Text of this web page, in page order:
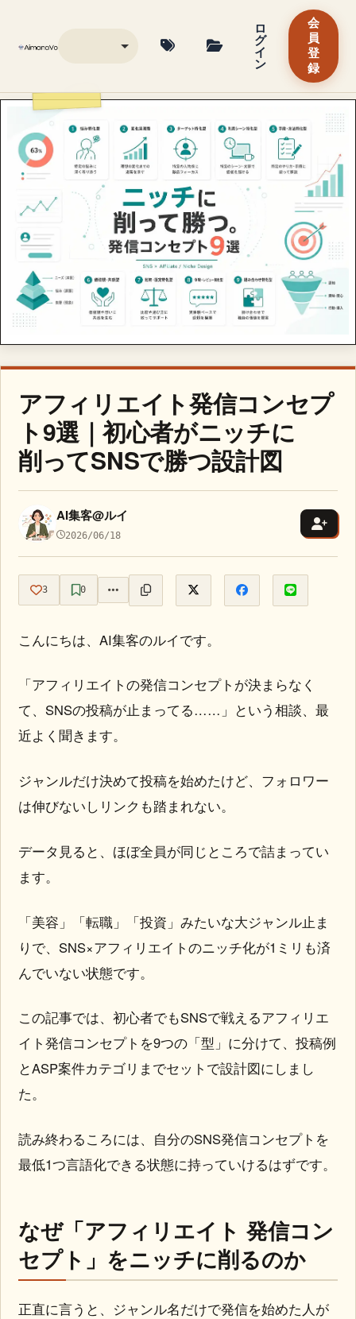
ロ
グ
イ
ン
会
員
登
録
アフィリエイト発信コンセプ
ト9選｜初心者がニッチに
削ってSNSで勝つ設計図
AI集客@ルイ
2026/06/18
3 0
こんにちは、AI集客のルイです。
「アフィリエイトの発信コンセプトが決まらなく
て、SNSの投稿が止まってる……」という相談、最
近よく聞きます。
ジャンルだけ決めて投稿を始めたけど、フォロワー
は伸びないしリンクも踏まれない。
データ見ると、ほぼ全員が同じところで詰まってい
ます。
「美容」「転職」「投資」みたいな大ジャンル止ま
りで、SNS×アフィリエイトのニッチ化が1ミリも済
んでいない状態です。
この記事では、初心者でもSNSで戦えるアフィリエ
イト発信コンセプトを9つの「型」に分けて、投稿例
とASP案件カテゴリまでセットで設計図にしまし
た。
読み終わるころには、自分のSNS発信コンセプトを
最低1つ言語化できる状態に持っていけるはずです。
なぜ「アフィリエイト 発信コン
セプト」をニッチに削るのか
正直に言うと、ジャンル名だけで発信を始めた人が